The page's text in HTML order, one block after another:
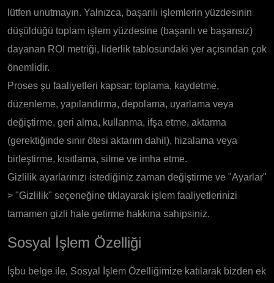
lütfen unutmayın. Yalnızca, başarılı işlemlerin yüzdesinin
düşüldüğü toplam işlem yüzdesine (başarılı ve başarısız)
dayanan ROI metriği, liderlik tablosundaki yer açısından çok
önemlidir.
Proses şu faaliyetleri kapsar: toplama, kaydetme,
düzenleme, yapılandırma, depolama, uyarlama veya
değiştirme, geri alma, kullanma, ifşa etme, aktarma
(gerektiğinde sınır ötesi aktarım dahil), hizalama veya
birleştirme, kısıtlama, silme ve imha etme.
Gizlilik ayarlarınızı istediğiniz zaman değiştirme ve "Ayarlar"
> "Gizlilik" seçeneğine tıklayarak işlem faaliyetlerinizi
tamamen gizli hale getirme hakkına sahipsiniz.
Sosyal İşlem Özelliği
İşbu belge ile, Sosyal İşlem Özelliğimize katılarak bizden ek